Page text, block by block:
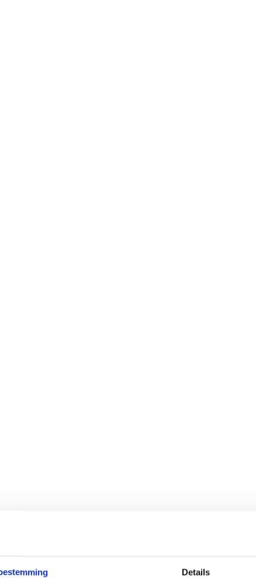
Details